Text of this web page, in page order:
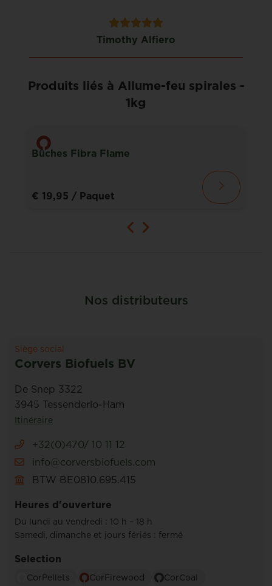
Timothy Alfiero
Produits liés à Allume-feu spirales -
1kg
Bûches Fibra Flame
€ 19,95 / Paquet
Nos distributeurs
Siège social
Corvers Biofuels BV
De Snep 3322
3945 Tessenderlo-Ham
Itinéraire
+32(0)470/ 10 11 12
info@corversbiofuels.com
BTW BE0810.695.415
Heures d'ouverture
Du lundi au vendredi : 10 h – 18 h
Samedi, dimanche et jours fériés : fermé
Selection
CorPellets CorFirewood CorCoal